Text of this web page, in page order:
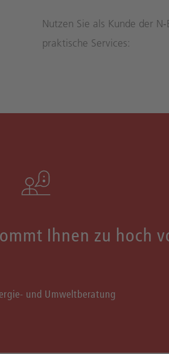
Nutzen Sie als Kunde der
praktische Services:
Ihnen zu hoch
und Umweltberatung